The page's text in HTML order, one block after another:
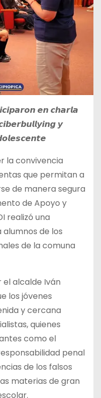
𝙚𝙣 𝙘𝙝𝙖𝙧𝙡𝙖
𝙮
la convivencia
que permitan a
de manera segura
de Apoyo y
realizó una
de los
de la comuna
el alcalde Iván
los jóvenes
y cercana
quienes
como el
penal
de los falsos
materias de gran